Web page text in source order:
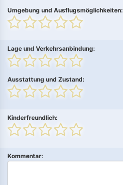
Umgebung und Ausflugsmöglichkeiten:
Lage und Verkehrsanbindung:
Ausstattung und Zustand:
Kinderfreundlich:
Kommentar: